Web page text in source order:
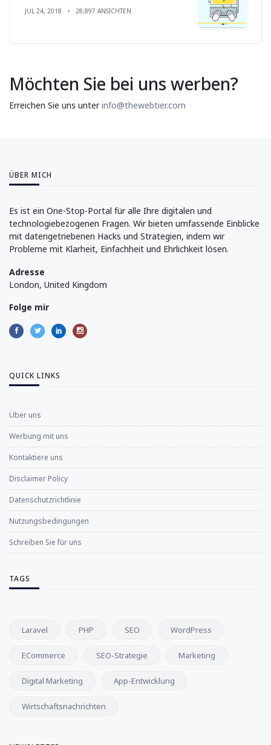
JUL 24, 2018 28,897 ANSICHTEN
Möchten Sie bei uns werben?
Erreichen Sie uns unterinfo@thewebtier.com
ÜBER MICH
Es ist ein One-Stop-Portal für alle Ihre digitalen und
technologiebezogenen Fragen. Wir bieten umfassende Einblicke
mit datengetriebenen Hacks und Strategien, indem wir
Probleme mit Klarheit, Einfachheit und Ehrlichkeit lösen.
Adresse
London, United Kingdom
Folge mir
QUICK LINKS
Über uns
Werbung mit uns
Kontaktiere uns
Disclaimer Policy
Datenschutzrichtlinie
Nutzungsbedingungen
Schreiben Sie für uns
TAGS
Laravel PHP SEO WordPress
ECommerce SEO-Strategie Marketing
Digital Marketing App-Entwicklung
Wirtschaftsnachrichten